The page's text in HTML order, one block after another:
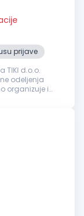
prijave
TIKI d.o.o.
odeljenja
organizuje i